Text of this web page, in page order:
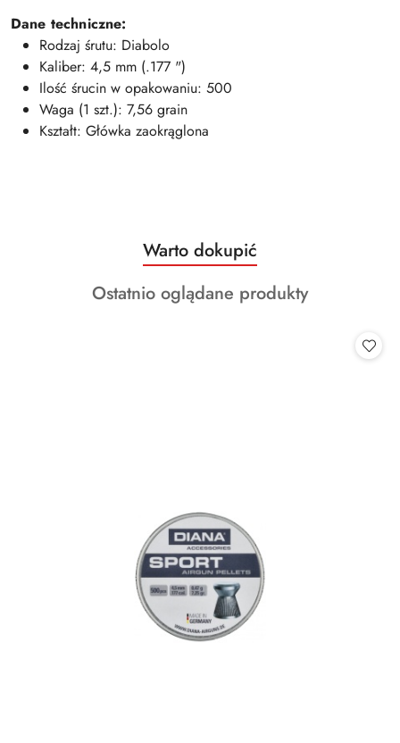
Dane techniczne:
Rodzaj śrutu: Diabolo
Kaliber: 4,5 mm (.177 ")
Ilość śrucin w opakowaniu: 500
Waga (1 szt.): 7,56 grain
Kształt: Główka zaokrąglona
Pomiń karuzelę produktów
Produkty
o
statusie:
Warto dokupić
Produkty
Ostatnio oglądane produkty